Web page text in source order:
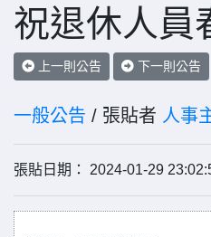
祝退休人員
上一則公告 下一則公告
一般公告 / 張貼者 人事
張貼日期： 2024-01-29